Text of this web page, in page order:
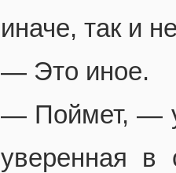
иначе, так и
— Это иное.
— Поймет, —
уверенная